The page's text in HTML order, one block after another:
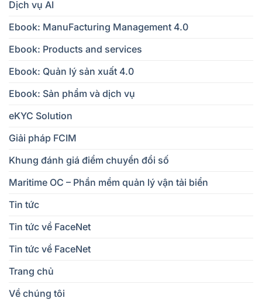
Dịch vụ AI
Ebook: ManuFacturing Management 4.0
Ebook: Products and services
Ebook: Quản lý sản xuất 4.0
Ebook: Sản phẩm và dịch vụ
eKYC Solution
Giải pháp FCIM
Khung đánh giá điểm chuyển đổi số
Maritime OC – Phần mềm quản lý vận tải biển
Tin tức
Tin tức về FaceNet
Tin tức về FaceNet
Trang chủ
Về chúng tôi